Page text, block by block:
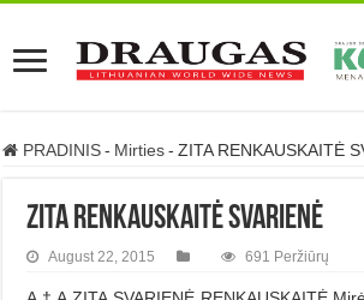
PRADINIS - Mirties - ZITA RENKAUSKAITĖ
ZITA RENKAUSKAITĖ SVARIENĖ
August 22, 2015 691 Peržiūrų